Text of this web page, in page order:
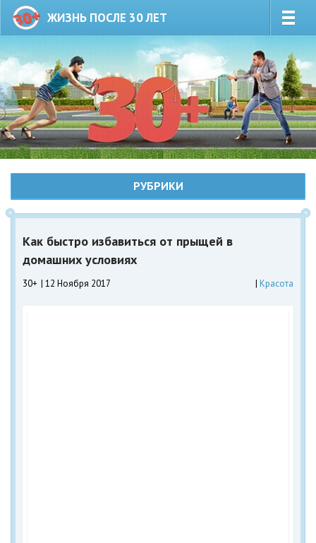
ЖИЗНЬ ПОСЛЕ 30 ЛЕТ
РУБРИКИ
Как быстро избавиться от прыщей в
домашних условиях
30+ 12 Ноября 2017 Красота